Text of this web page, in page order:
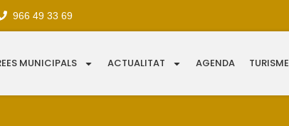
966 49 33 69
MUNICIPALS ACTUALITAT AGENDA TURISME